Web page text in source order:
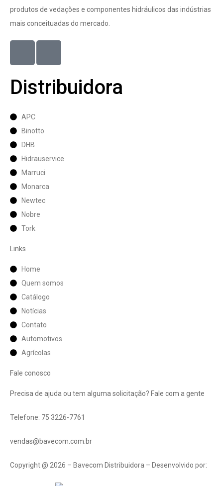
produtos de vedações e componentes hidráulicos das indústrias
mais conceituadas do mercado.
Distribuidora
APC
Binotto
DHB
Hidrauservice
Marruci
Monarca
Newtec
Nobre
Tork
Links
Home
Quem somos
Catálogo
Notícias
Contato
Automotivos
Agrícolas
Fale conosco
Precisa de ajuda ou tem alguma solicitação? Fale com a gente
Telefone: 75 3226-7761
vendas@bavecom.com.br
Copyright @ 2026 – Bavecom Distribuidora – Desenvolvido por: